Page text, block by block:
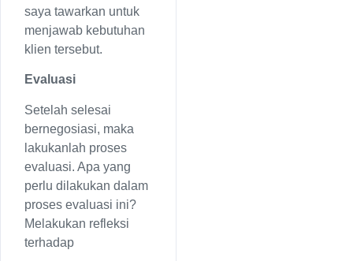
saya tawarkan untuk
menjawab kebutuhan
klien tersebut.
Evaluasi
Setelah selesai
bernegosiasi, maka
lakukanlah proses
evaluasi. Apa yang
perlu dilakukan dalam
proses evaluasi ini?
Melakukan refleksi
terhadap